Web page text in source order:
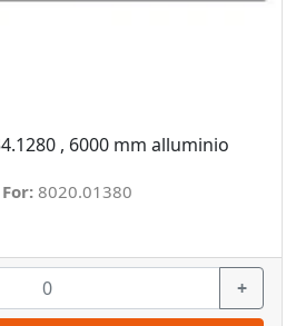
, 6000 mm alluminio
8020.01380
+